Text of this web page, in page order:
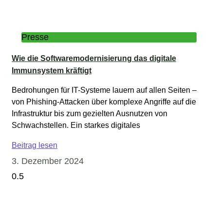
Presse
Wie die Softwaremodernisierung das digitale
Immunsystem kräftigt
Bedrohungen für IT-Systeme lauern auf allen Seiten –
von Phishing-Attacken über komplexe Angriffe auf die
Infrastruktur bis zum gezielten Ausnutzen von
Schwachstellen. Ein starkes digitales
Beitrag lesen
3. Dezember 2024